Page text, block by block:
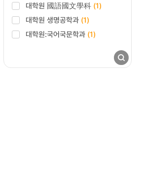
대학원 國語國文學科 (1)
대학원 생명공학과 (1)
대학원:국어국문학과 (1)